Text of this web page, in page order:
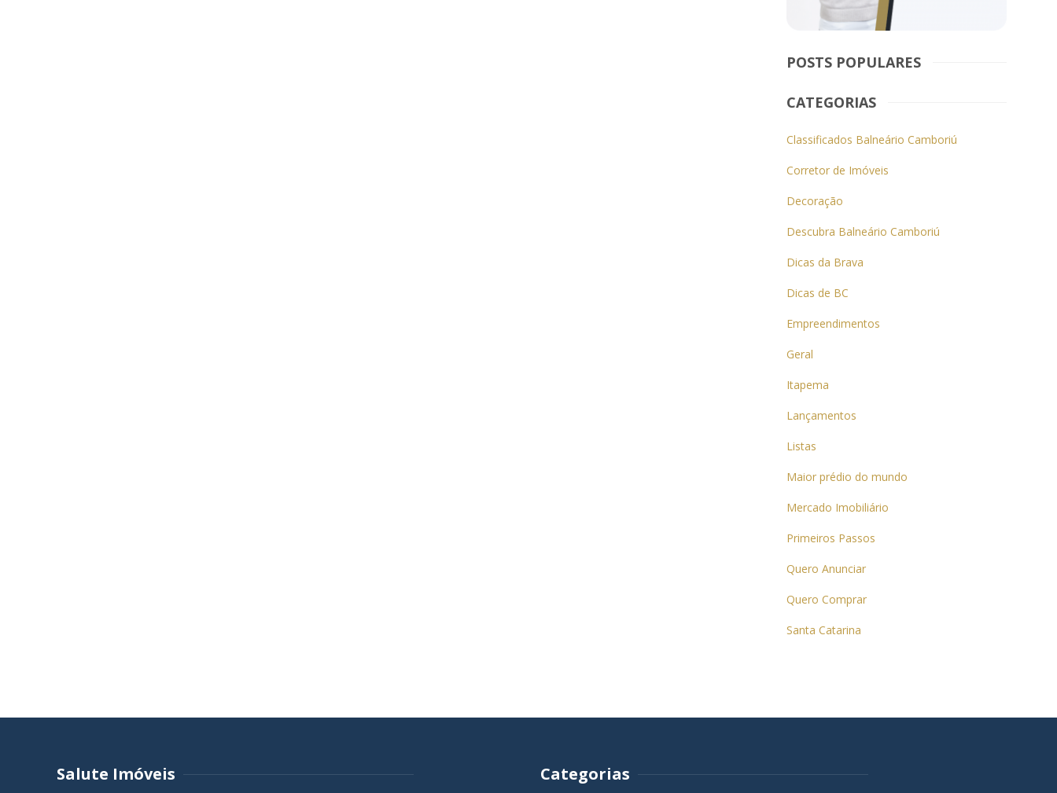
POSTS POPULARES
CATEGORIAS
Classificados Balneário Camboriú
Corretor de Imóveis
Decoração
Descubra Balneário Camboriú
Dicas da Brava
Dicas de BC
Empreendimentos
Geral
Itapema
Lançamentos
Listas
Maior prédio do mundo
Mercado Imobiliário
Primeiros Passos
Quero Anunciar
Quero Comprar
Santa Catarina
Salute Imóveis Categorias